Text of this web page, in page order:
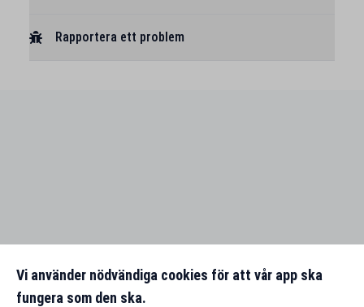
Rapportera ett problem
Vi använder nödvändiga cookies för att vår app ska
fungera som den ska.